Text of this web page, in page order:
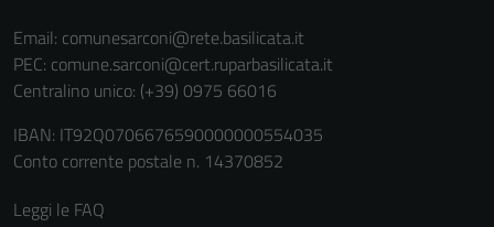
Email: comunesarconi@rete.basilicata.it
PEC: comune.sarconi@cert.ruparbasilicata.it
Centralino unico: (+39) 0975 66016
IBAN: IT92Q0706676590000000554035
Conto corrente postale n. 14370852
Leggi le FAQ